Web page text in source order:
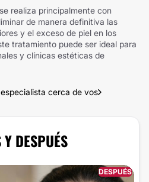
realiza principalmente con
de manera definitiva las
y el exceso de piel en los
tratamiento puede ser ideal para
y clínicas estéticas de
cerca de vos
Y DESPUÉS
DESPUÉS